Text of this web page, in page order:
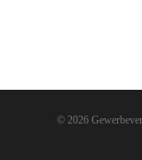
© 2026